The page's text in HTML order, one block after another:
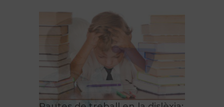
Emocions i dificultats
d’aprenentatge